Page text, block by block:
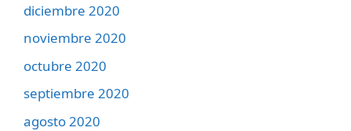
diciembre 2020
noviembre 2020
octubre 2020
septiembre 2020
agosto 2020